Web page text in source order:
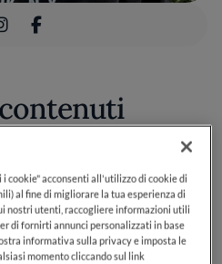
cookie" acconsenti all'utilizzo di cookie di
al fine di migliorare la tua esperienza di
nostri utenti, raccogliere informazioni utili
di fornirti annunci personalizzati in base
informativa sulla privacy e imposta le
momento cliccando sul link